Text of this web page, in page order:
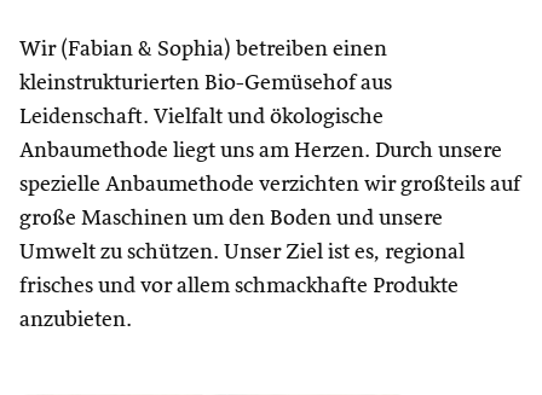
Wir (Fabian & Sophia) betreiben einen
kleinstrukturierten Bio-Gemüsehof aus
Leidenschaft. Vielfalt und ökologische
Anbaumethode liegt uns am Herzen. Durch unsere
spezielle Anbaumethode verzichten wir großteils auf
große Maschinen um den Boden und unsere
Umwelt zu schützen. Unser Ziel ist es, regional
frisches und vor allem schmackhafte Produkte
anzubieten.